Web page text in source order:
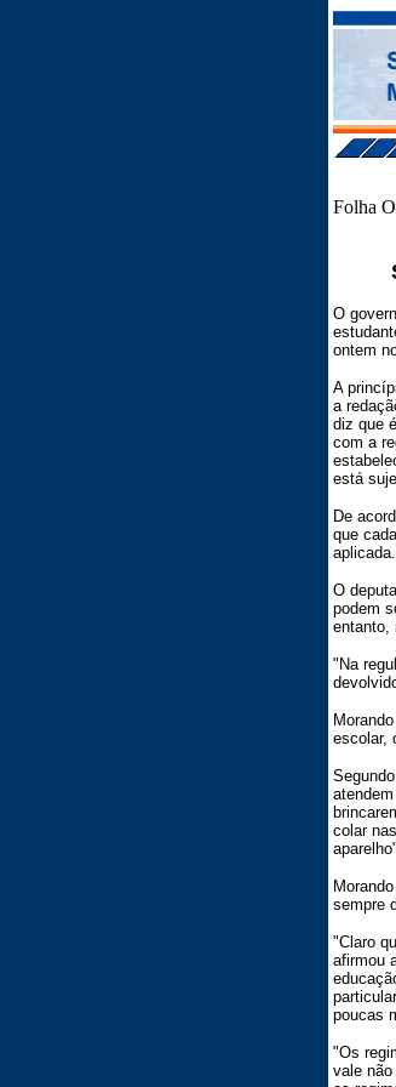
Folha
O
ontem
A
a
diz que
com a
está
De
que
aplicada.
O
podem
entanto,
"Na
escolar,
colar
sempre
"Claro
afirmou
poucas
"Os
vale